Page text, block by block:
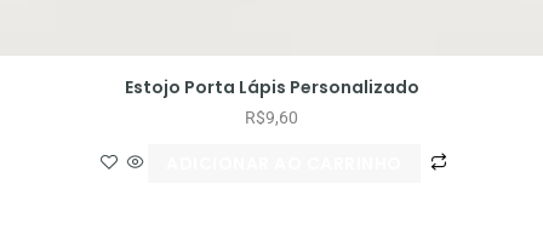
Estojo Porta Lápis Personalizado
R$9,60